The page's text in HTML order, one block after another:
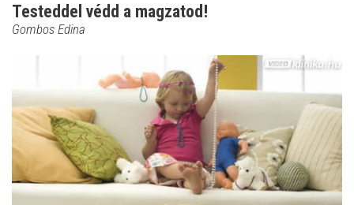
Testeddel védd a magzatod!
Gombos Edina